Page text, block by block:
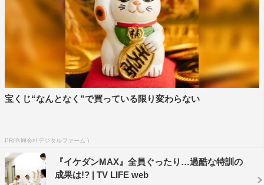
宝くじ“なんとなく”で買っている限り変わらない
PR(合同会社デジタルファーム )
『イケダンMAX』全員ぐったり…過酷な特訓の
成果は!? | TV LIFE web